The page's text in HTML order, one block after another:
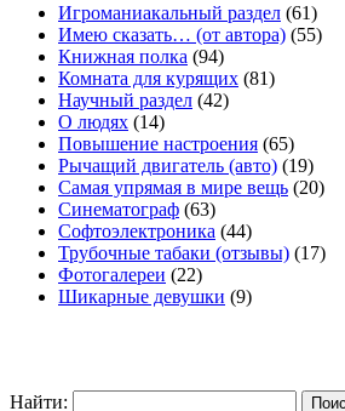
Игроманиакальный раздел (61)
Имею сказать… (от автора) (55)
Книжная полка (94)
Комната для курящих (81)
Научный раздел (42)
О людях (14)
Повышение настроения (65)
Рычащий двигатель (авто) (19)
Самая упрямая в мире вещь (20)
Синематограф (63)
Софтоэлектроника (44)
Трубочные табаки (отзывы) (17)
Фотогалереи (22)
Шикарные девушки (9)
Найти: